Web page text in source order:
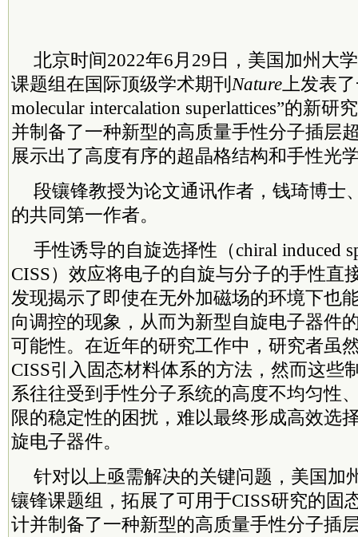
北京时间2022年6月29日，美国加州大
课题组在国际顶级学术期刊 Nature 上发表
molecular intercalation superlattices”的新研
并制备了一种新型的高质量手性分子插层
展示出了高度有序的超晶格结构和手性光
段镶锋教授为论文通讯作者，钱琦博士
的共同第一作者。
手性诱导的自旋选择性（chiral induced
CISS）效应将电子的自旋与分子的手性直
发现揭示了即使在无外加磁场的环境下也
向调控的现象，从而为新型自旋电子器件
可能性。在近年的研究工作中，研究者虽
CISS引入固态材料体系的方法，然而这些
系往往受到手性分子系统的高度不均匀性
限的稳定性的困扰，难以最终形成高效选
旋电子器件。
针对以上亟需解决的关键问题，美国加
镶锋课题组，拓展了可用于CISS研究的固
计并制备了一种新型的高质量手性分子插